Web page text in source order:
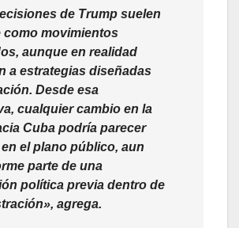
de Trump suelen
como movimientos
aunque en realidad
a estrategias diseñadas
Desde esa
cualquier cambio en la
Cuba podría parecer
el plano público, aun
parte de una
política previa dentro de
agrega.